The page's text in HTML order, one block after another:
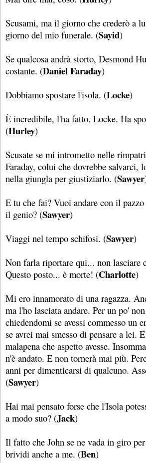
Scusami, ma il giorno che crederò a
giorno del mio funerale. (Sayid)
Se qualcosa andrà storto, Desmond
costante. (Daniel Faraday)
Dobbiamo spostare l'isola. (Locke)
È incredibile, l'ha fatto. Locke. Ha
(Hurley)
Scusate se mi intrometto nelle
Faraday, colui che dovrebbe salvarci,
nella giungla per giustiziarlo. (Sawyer
E tu che fai? Vuoi andare con il
il genio? (Sawyer)
Viaggi nel tempo schifosi. (Sawyer)
Non farla riportare qui... non lasciare
Questo posto... è morte! (Charlotte)
Mi ero innamorato di una ragazza.
ma l'ho lasciata andare. Per un po'
chiedendomi se avessi commesso un
se avrei mai smesso di pensare a lei.
malapena che aspetto avesse.
n'è andato. E non tornerà mai più.
anni per dimenticarsi di qualcuno.
(Sawyer)
Hai mai pensato forse che l'Isola
a modo suo? (Jack)
Il fatto che John se ne vada in giro
brividi anche a me. (Ben)